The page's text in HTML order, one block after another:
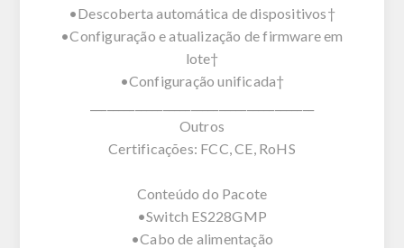
•Descoberta automática de dispositivos†
•Configuração e atualização de firmware em
lote†
•Configuração unificada†
Outros
Certificações: FCC, CE, RoHS
Conteúdo do Pacote
•Switch ES228GMP
•Cabo de alimentação